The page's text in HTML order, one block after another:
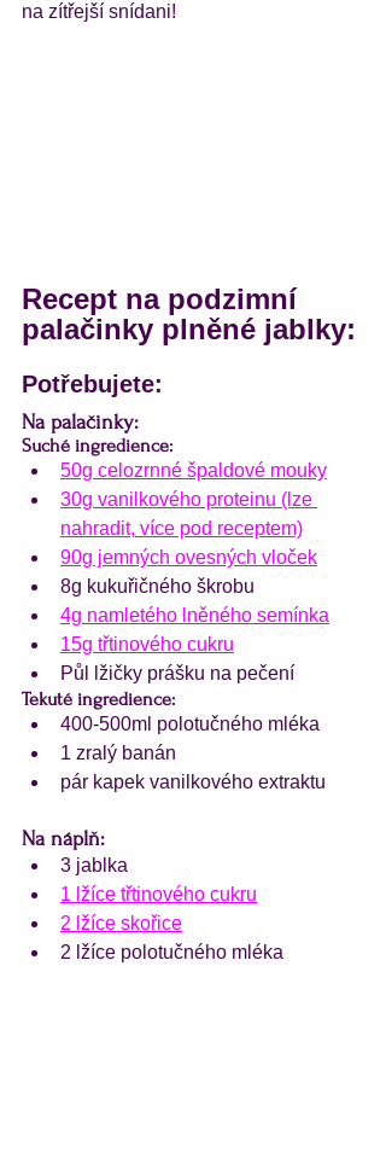
na zítřejší snídani!
Recept na podzimní
palačinky plněné jablky:
Potřebujete:
Na palačinky:
Suché ingredience:
50g celozrnné špaldové mouky
30g vanilkového proteinu (lze
nahradit, více pod receptem)
90g jemných ovesných vloček
8g kukuřičného škrobu
4g namletého lněného semínka
15g třtinového cukru
Půl lžičky prášku na pečení
Tekuté ingredience:
400-500ml polotučného mléka
1 zralý banán
pár kapek vanilkového extraktu
Na náplň:
3 jablka
1 lžíce třtinového cukru
2 lžíce skořice
2 lžíce polotučného mléka